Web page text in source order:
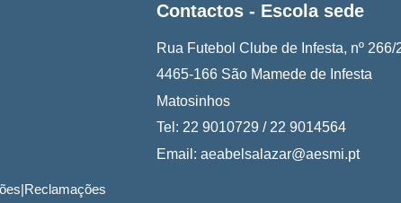
Contactos - Escola sede
Rua Futebol Clube de Infesta, nº 266/
4465-166 São Mamede de Infesta
Matosinhos
Tel: 22 9010729 / 22 9014564
Email: aeabelsalazar@aesmi.pt